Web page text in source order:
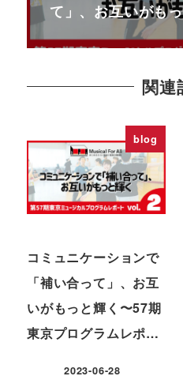
て」、お互いがも
関連
blog
コミュニケーションで
「補い合って」、お互
いがもっと輝く〜57期
東京プログラムレポ…
2023-06-28